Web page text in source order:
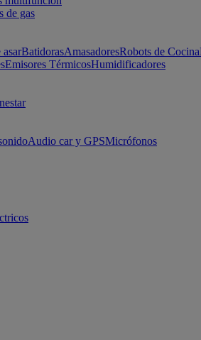
de gas
asarBatidorasAmasadoresRobots de Cocina
Emisores TérmicosHumidificadores
Audio car y GPSMicrófonos